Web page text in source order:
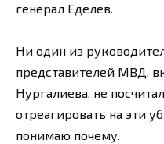
генерал Еделев.
Ни один из
представителей МВД,
Нургалиева, не
отреагировать на эти
понимаю почему.